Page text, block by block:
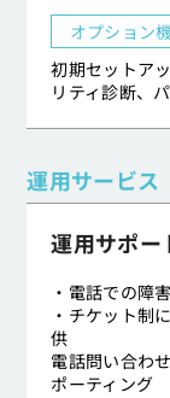
オプション
初期セットア
リティ診断、
運用サービス
運用サポー
・電話での障
・チケット制
供
電話問い合わ
ポーティング